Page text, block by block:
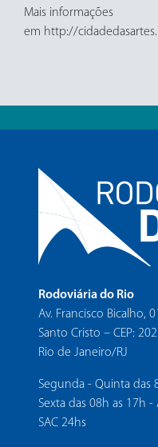
Mais informações
em http://
Rodoviária do Rio
Av. Francisco Bicalho, 01
Santo Cristo – CEP:
Rio de Janeiro/RJ
Segunda - Quinta das
Sexta das 08h as 17h
SAC 24hs